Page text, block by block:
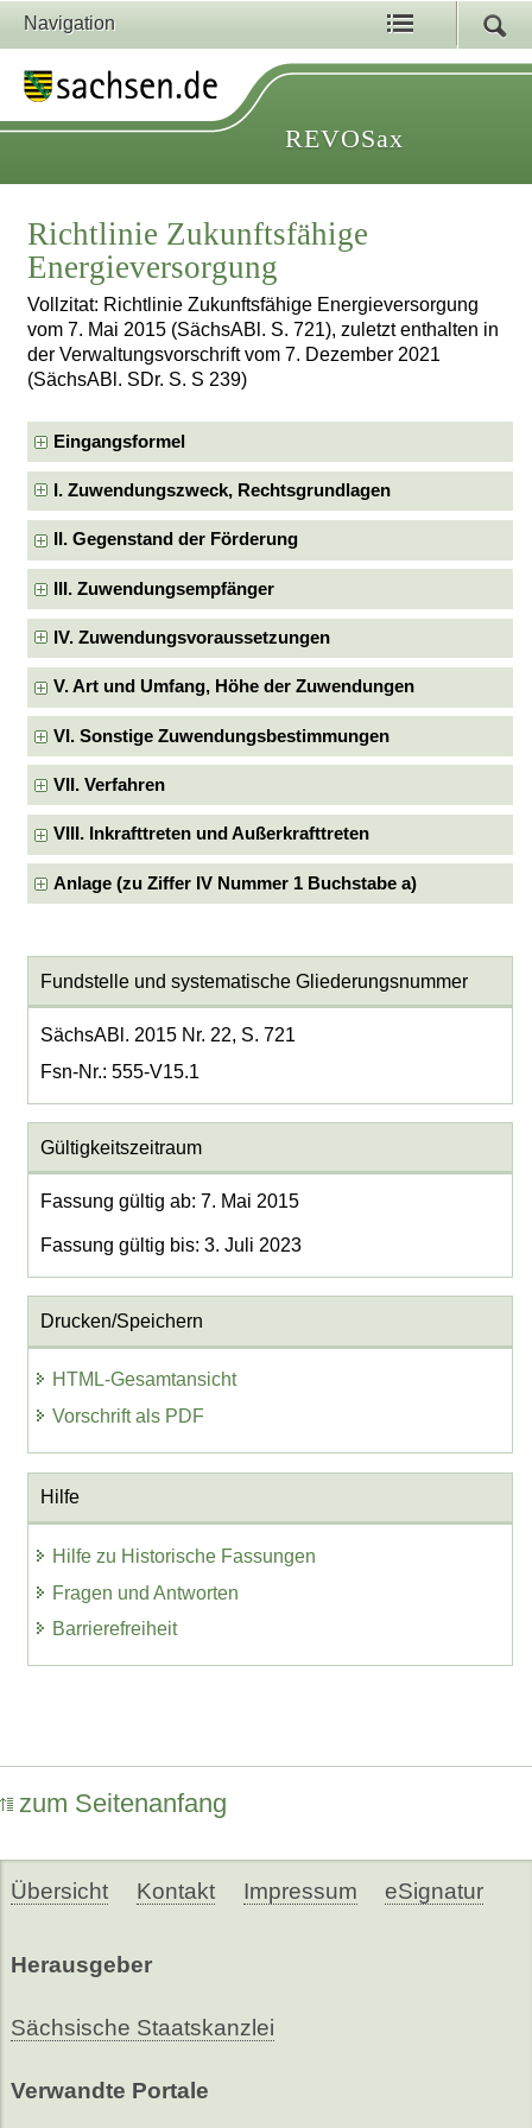
Navigation
REVOSax
Richtlinie Zukunftsfähige
Energieversorgung
Vollzitat: Richtlinie Zukunftsfähige Energieversorgung
vom 7. Mai 2015 (SächsABl. S. 721), zuletzt enthalten in
der Verwaltungsvorschrift vom 7. Dezember 2021
(SächsABl. SDr. S. S 239)
Eingangsformel
I. Zuwendungszweck, Rechtsgrundlagen
II. Gegenstand der Förderung
III. Zuwendungsempfänger
IV. Zuwendungsvoraussetzungen
V. Art und Umfang, Höhe der Zuwendungen
VI. Sonstige Zuwendungsbestimmungen
VII. Verfahren
VIII. Inkrafttreten und Außerkrafttreten
Anlage (zu Ziffer IV Nummer 1 Buchstabe a)
Fundstelle und systematische Gliederungsnummer
SächsABl. 2015 Nr. 22, S. 721
Fsn-Nr.: 555-V15.1
Gültigkeitszeitraum
Fassung gültig ab: 7. Mai 2015
Fassung gültig bis: 3. Juli 2023
Drucken/Speichern
HTML-Gesamtansicht
Vorschrift als PDF
Hilfe
Hilfe zu Historische Fassungen
Fragen und Antworten
Barrierefreiheit
zum Seitenanfang
Übersicht Kontakt Impressum eSignatur
Herausgeber
Sächsische Staatskanzlei
Verwandte Portale